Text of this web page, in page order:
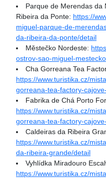
Parque de Merendas da
Ribeira da Ponte: https://
miguel-parque-de-
da-ribeira-da-ponte/detail
Městečko Nordeste:
ostrov-sao-miguel-
Cha Gorreana Tea
https://www.turistika.cz/
gorreana-tea-factory-
Fabrika de Chá Porto
https://www.turistika.cz/
gorreana-tea-factory-
Caldeiras da Ribeira
https://www.turistika.cz/
da-ribeira-grande/detail
Vyhlídka Miradouro
https://www.turistika.cz/